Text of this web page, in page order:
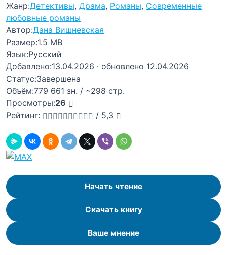
Жанр:Детективы, Драма, Романы, Современные
любовные романы
Автор:Дана Вишневская
Размер:1.5 MB
Язык:Русский
Добавлено:13.04.2026 · обновлено 12.04.2026
Статус:Завершена
Объём:779 661 зн. / ~298 стр.
Просмотры:26
Рейтинг:
/ 5,3
Начать чтение
Скачать книгу
Ваше мнение